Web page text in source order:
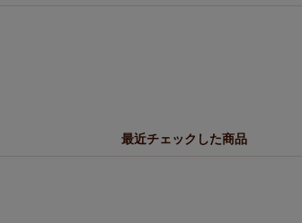
最近チェックした商品